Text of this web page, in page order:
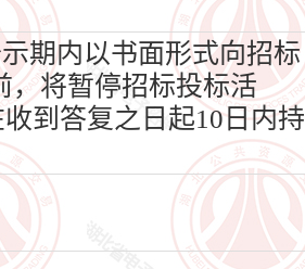
期内以书面形式向招标
，将暂停招标投标活
到答复之日起10日内持